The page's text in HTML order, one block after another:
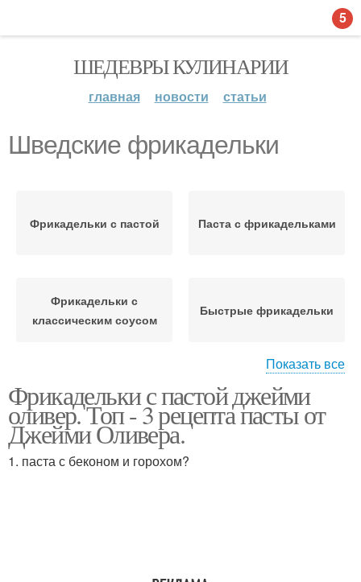
ШЕДЕВРЫ КУЛИНАРИИ
главная новости статьи
Шведские фрикадельки
Фрикадельки с пастой Паста с фрикадельками
Фрикадельки с
классическим соусом
Быстрые фрикадельки
томатным соусом
Суп с фрикадельками
Показать все
Фрикадельки с пастой джейми
оливер. Топ - 3 рецепта пасты от
Джейми Оливера.
1. паста с беконом и горохом?
5